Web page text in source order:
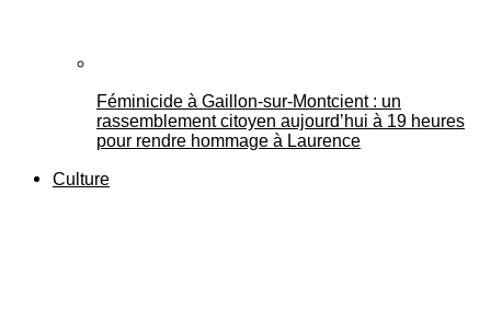
Féminicide à Gaillon‑sur‑Montcient : un
rassemblement citoyen aujourd’hui à 19 heures
pour rendre hommage à Laurence
Culture